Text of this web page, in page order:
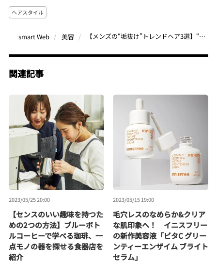
ヘアスタイル
smart Web 美容 【メンズの“垢抜け”トレンドヘア3選】“韓国風メイク”デビューに最適なブランドも登場！
関連記事
2023/05/25 20:00
【センスのいい趣味を持つた
めの2つの方法】ブルーボト
ルコーヒーで学べる珈琲、一
点モノの器を探せる食器店を
紹介
2023/05/15 19:00
毛穴レスのなめらか&クリア
な肌印象へ！ イニスフリー
の新作美容液「ビタC グリー
ンティーエンザイム ブライト
セラム」